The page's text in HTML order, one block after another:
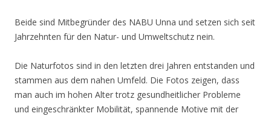
Beide sind Mitbegründer des NABU Unna und setzen sich seit
Jahrzehnten für den Natur- und Umweltschutz nein.
Die Naturfotos sind in den letzten drei Jahren entstanden und
stammen aus dem nahen Umfeld. Die Fotos zeigen, dass
man auch im hohen Alter trotz gesundheitlicher Probleme
und eingeschränkter Mobilität, spannende Motive mit der